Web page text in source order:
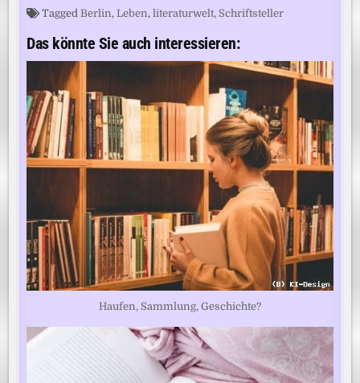
Tagged Berlin,Leben,literaturwelt, Schriftsteller
Das könnte Sie auch interessieren:
Haufen, Sammlung, Geschichte?